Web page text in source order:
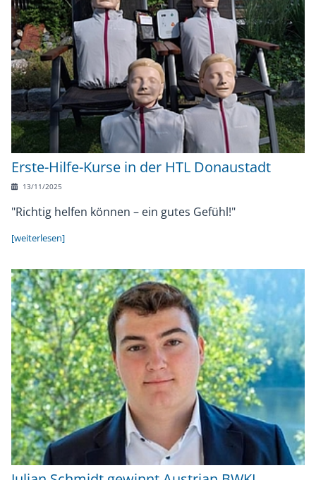
Erste-Hilfe-Kurse in der HTL Donaustadt
13/11/2025
"Richtig helfen können – ein gutes Gefühl!"
[weiterlesen]